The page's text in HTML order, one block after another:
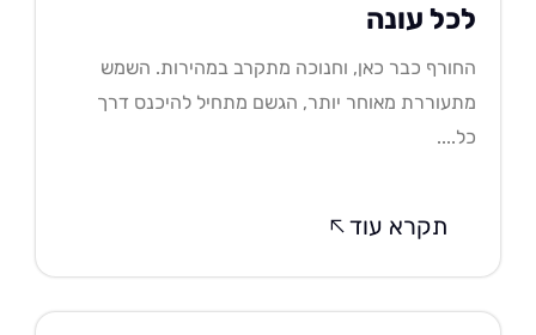
עונה
כבר כאן, וחנוכה מתקרב במהירות. השמש
מאוחר יותר, הגשם מתחיל להיכנס דרך
תקרא עוד